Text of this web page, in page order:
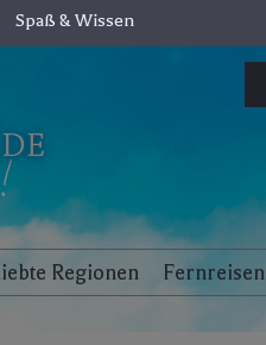
Spaß & Wissen
Regionen Fernreisen